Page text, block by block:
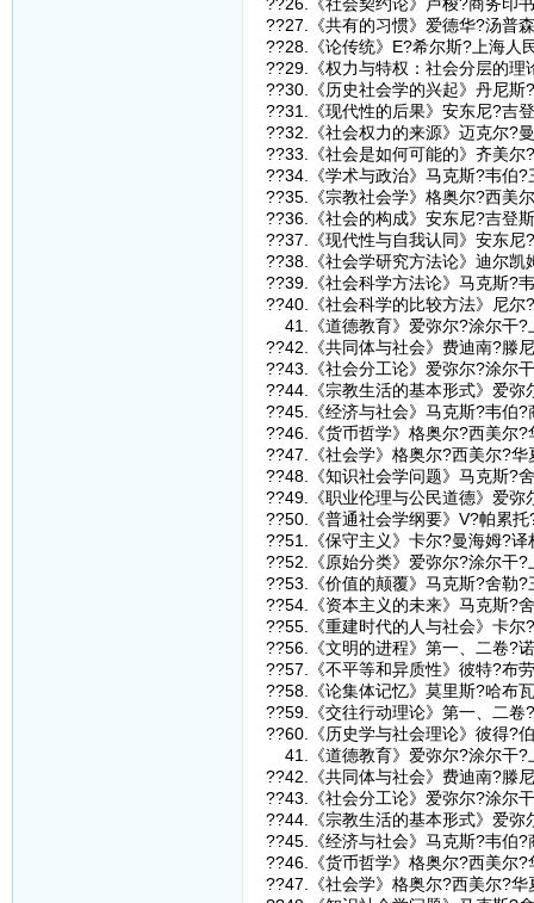
??26.《社会契约论》卢梭?商务印
??27.《共有的习惯》爱德华?汤普
??28.《论传统》E?希尔斯?上海人
??29.《权力与特权：社会分层的
??30.《历史社会学的兴起》丹尼斯
??31.《现代性的后果》安东尼?吉
??32.《社会权力的来源》迈克尔?
??33.《社会是如何可能的》齐美尔
??34.《学术与政治》马克斯?韦伯?
??35.《宗教社会学》格奥尔?西美
??36.《社会的构成》安东尼?吉登
??37.《现代性与自我认同》安东尼
??38.《社会学研究方法论》迪尔凯
??39.《社会科学方法论》马克斯?
??40.《社会科学的比较方法》尼
41.《道德教育》爱弥尔?涂尔干?
??42.《共同体与社会》费迪南?滕
??43.《社会分工论》爱弥尔?涂尔
??44.《宗教生活的基本形式》爱弥
??45.《经济与社会》马克斯?韦伯?
??46.《货币哲学》格奥尔?西美尔?
??47.《社会学》格奥尔?西美尔?华
??48.《知识社会学问题》马克斯?
??49.《职业伦理与公民道德》爱弥
??50.《普通社会学纲要》V?帕累托
??51.《保守主义》卡尔?曼海姆?译
??52.《原始分类》爱弥尔?涂尔干?
??53.《价值的颠覆》马克斯?舍勒?
??54.《资本主义的未来》马克斯?
??55.《重建时代的人与社会》卡尔
??56.《文明的进程》第一、二卷?
??57.《不平等和异质性》彼特?布
??58.《论集体记忆》莫里斯?哈布
??59.《交往行动理论》第一、二卷
??60.《历史学与社会理论》彼得?
41.《道德教育》爱弥尔?涂尔干?
??42.《共同体与社会》费迪南?滕
??43.《社会分工论》爱弥尔?涂尔
??44.《宗教生活的基本形式》爱弥
??45.《经济与社会》马克斯?韦伯?
??46.《货币哲学》格奥尔?西美尔?
??47.《社会学》格奥尔?西美尔?华